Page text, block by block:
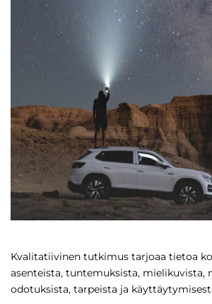
Kvalitatiivinen tutkimus tarjoaa tietoa
asenteista, tuntemuksista, mielikuvista,
odotuksista, tarpeista ja